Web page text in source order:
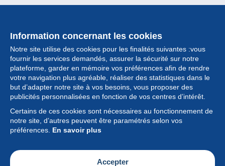
Information concernant les cookies
Notre site utilise des cookies pour les finalités suivantes :vous
fournir les services demandés, assurer la sécurité sur notre
plateforme, garder en mémoire vos préférences afin de rendre
votre navigation plus agréable, réaliser des statistiques dans le
but d’adapter notre site à vos besoins, vous proposer des
publicités personnalisées en fonction de vos centres d’intérêt.
Certains de ces cookies sont nécessaires au fonctionnement de
notre site, d’autres peuvent être paramétrés selon vos
préférences. En savoir plus
Accepter
Collection
Actualités
Fonctionnalités
Société